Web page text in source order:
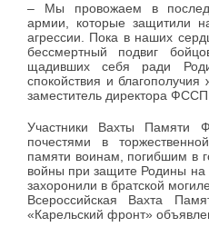
– Мы провожаем в
армии, которые защитили
агрессии. Пока в наших
бессмертный подвиг
щадивших себя ради
спокойствия и
заместитель директора ФССП.
Участники Вахты Памяти
почестями в
памяти воинам, погибшим в
войны при защите Родины
захоронили в братской
Всероссийская Вахта
«Карельский фронт»